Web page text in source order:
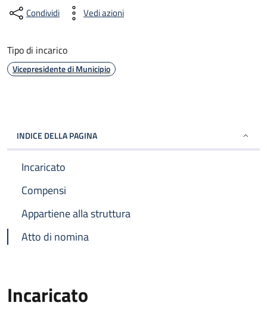
Condividi Vedi azioni
Tipo di incarico
Vicepresidente di Municipio
INDICE DELLA PAGINA
Incaricato
Compensi
Appartiene alla struttura
Atto di nomina
Incaricato